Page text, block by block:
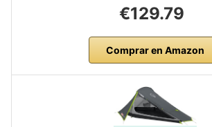
€129.79
Comprar en Amazon